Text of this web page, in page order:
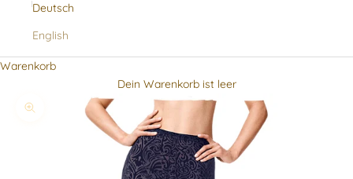
Deutsch
English
Warenkorb
Dein Warenkorb ist leer
Bild vergrößern